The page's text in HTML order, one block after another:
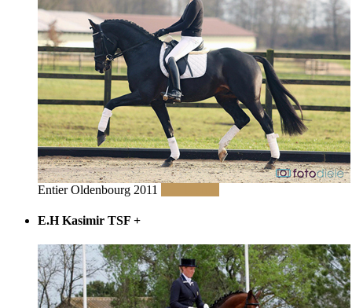
Entier Oldenbourg 2011
E.H Kasimir TSF +